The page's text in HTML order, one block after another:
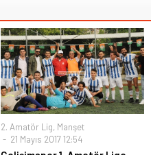
2. Amatör Lig, Manşet
21 Mayıs 2017 12:54